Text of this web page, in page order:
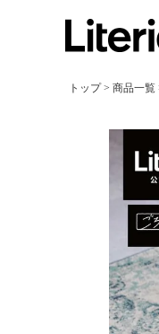
トップ 商品一覧